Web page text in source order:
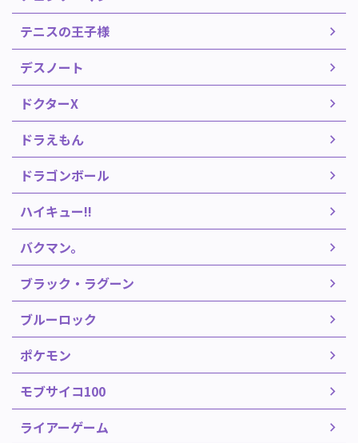
テニスの王子様
デスノート
ドクターX
ドラえもん
ドラゴンボール
ハイキュー!!
バクマン。
ブラック・ラグーン
ブルーロック
ポケモン
モブサイコ100
ライアーゲーム